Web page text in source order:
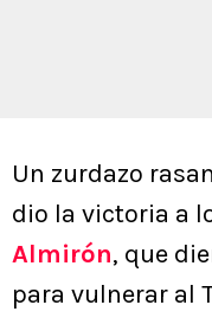
Un zurdazo
dio la victoria a
Almirón, que
para vulnerar al